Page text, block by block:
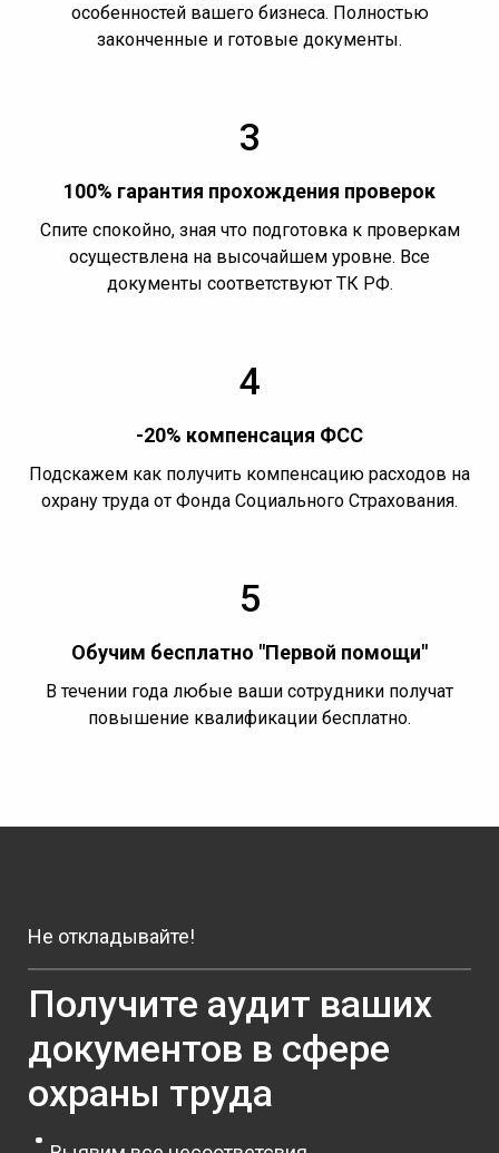
особенностей вашего бизнеса. Полностью
законченные и готовые документы.
3
100% гарантия прохождения проверок
Спите спокойно, зная что подготовка к проверкам
осуществлена на высочайшем уровне. Все
документы соответствуют ТК РФ.
4
-20% компенсация ФСС
Подскажем как получить компенсацию расходов на
охрану труда от Фонда Социального Страхования.
5
Обучим бесплатно "Первой помощи"
В течении года любые ваши сотрудники получат
повышение квалификации бесплатно.
Не откладывайте!
Получите аудит ваших
документов в сфере
охраны труда